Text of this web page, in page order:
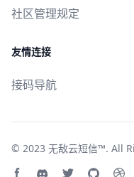
社区管理规定
友情连接
接码导航
© 2023 无敌云短信™. All